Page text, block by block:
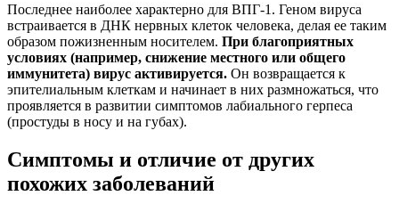
Последнее наиболее характерно для ВПГ-1. Геном вируса
встраивается в ДНК нервных клеток человека, делая ее таким
образом пожизненным носителем. При благоприятных
условиях (например, снижение местного или общего
иммунитета) вирус активируется. Он возвращается к
эпителиальным клеткам и начинает в них размножаться, что
проявляется в развитии симптомов лабиального герпеса
(простуды в носу и на губах).
Симптомы и отличие от других
похожих заболеваний